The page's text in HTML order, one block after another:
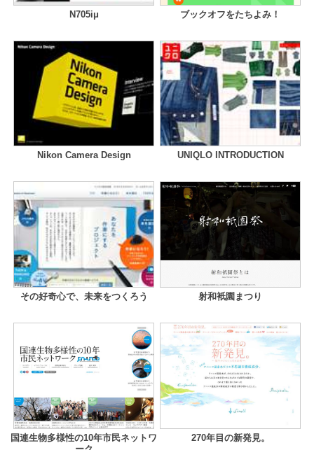
N705iμ ブックオフをたちよみ！
Nikon Camera Design UNIQLO INTRODUCTION
その好奇心で、未来をつくろう 射和衹園まつり
国連生物多様性の10年市民ネットワ
270年目の新発見。